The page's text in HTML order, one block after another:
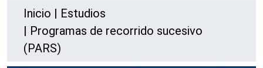
Inicio | Estudios
| Programas de recorrido sucesivo
(PARS)